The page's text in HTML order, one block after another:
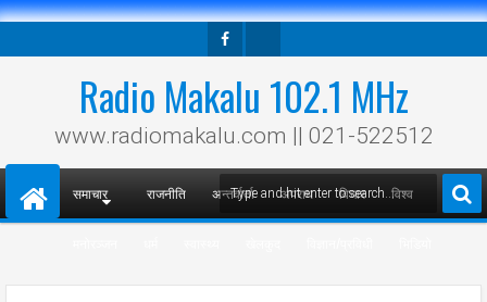
Radio Makalu 102.1 MHz
www.radiomakalu.com || 021-522512
समाचार राजनीति अन्तर्वार्ता अपराध विचार विश्व